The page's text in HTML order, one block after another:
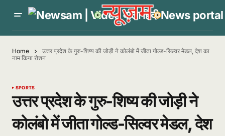
Home
उत्तर प्रदेश के गुरु-शिष्य की जोड़ी ने कोलंबो में जीता गोल्ड-सिल्वर मेडल, देश का
नाम किया रोशन
SPORTS
उत्तर प्रदेश के गुरु-शिष्य की जोड़ी ने
कोलंबो में जीता गोल्ड-सिल्वर मेडल, देश